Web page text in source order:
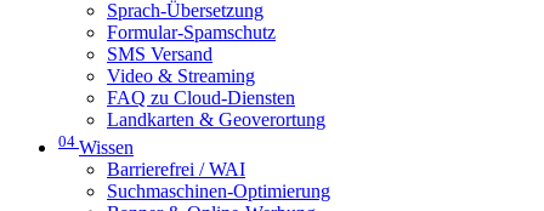
Sprach-Übersetzung
Formular-Spamschutz
SMS Versand
Video & Streaming
FAQ zu Cloud-Diensten
Landkarten & Geoverortung
04 Wissen
Barrierefrei / WAI
Suchmaschinen-Optimierung